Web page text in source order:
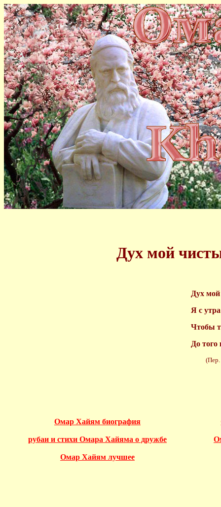
Дух мой
Дух
Я с
Чтобы
До того
(Пер. Г.
Омар Хайям биография
рубаи и стихи Омара Хайяма о дружбе
Омар Хайям лучшее